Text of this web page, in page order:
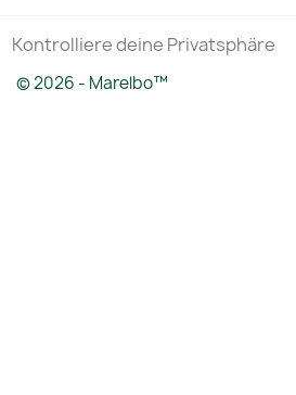
Kontrolliere deine Privatsphäre
© 2026 - Marelbo™